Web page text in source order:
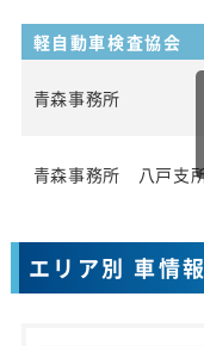
軽自動車検査協会
青森事務所
青森事務所 八戸支
エリア別 車情報